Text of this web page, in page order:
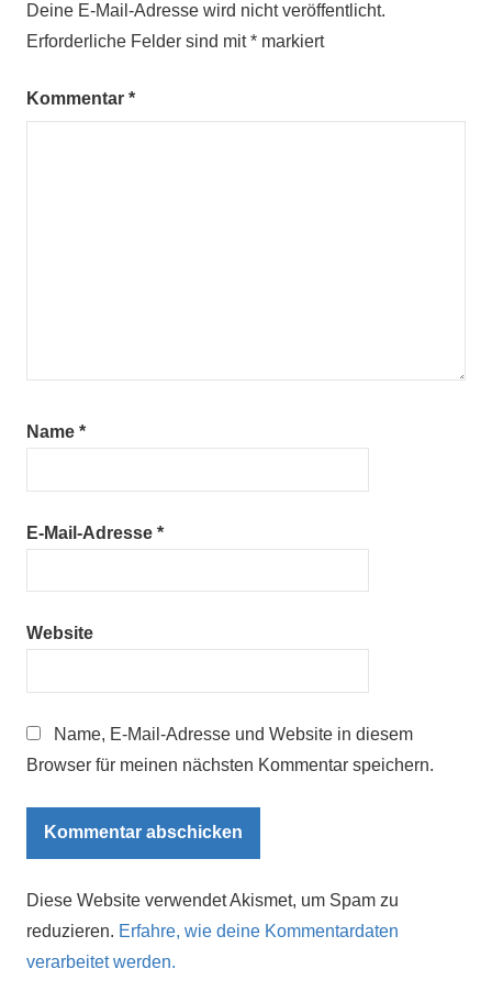
Deine E-Mail-Adresse wird nicht veröffentlicht.
Erforderliche Felder sind mit* markiert
Kommentar *
Name *
E-Mail-Adresse *
Website
Name, E-Mail-Adresse und Website in diesem
Browser für meinen nächsten Kommentar speichern.
Diese Website verwendet Akismet, um Spam zu
reduzieren. Erfahre, wie deine Kommentardaten
verarbeitet werden.